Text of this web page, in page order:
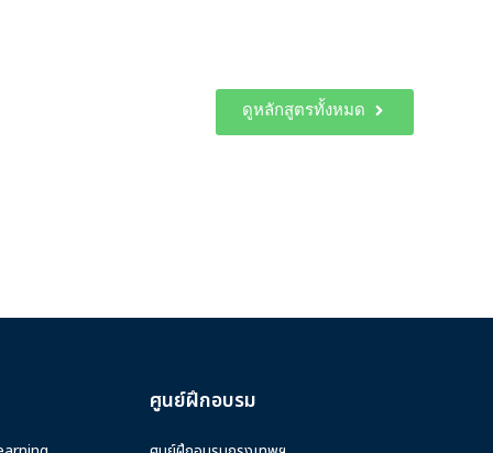
ดูหลักสูตรทั้งหมด
ศูนย์ฝึกอบรม